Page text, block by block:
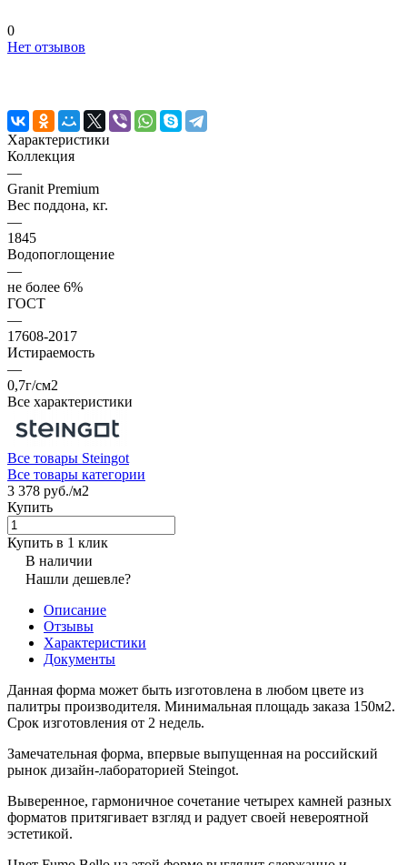
0
Нет отзывов
Характеристики
Коллекция
—
Granit Premium
Вес поддона, кг.
—
1845
Водопоглощение
—
не более 6%
ГОСТ
—
17608-2017
Истираемость
—
0,7г/см2
Все характеристики
Все товары Steingot
Все товары категории
3 378 руб./м2
Купить
Купить в 1 клик
В наличии
Нашли дешевле?
Описание
Отзывы
Характеристики
Документы
Данная форма может быть изготовлена в любом цвете из
палитры производителя. Минимальная площадь заказа 150м2.
Срок изготовления от 2 недель.
Замечательная форма, впервые выпущенная на российский
рынок дизайн-лабораторией Steingot.
Выверенное, гармоничное сочетание четырех камней разных
форматов притягивает взгляд и радует своей невероятной
эстетикой.